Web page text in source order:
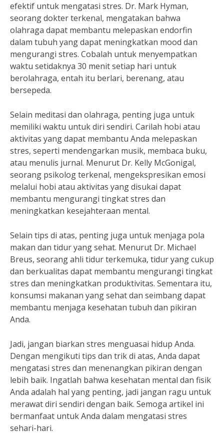
efektif untuk mengatasi stres. Dr. Mark Hyman,
seorang dokter terkenal, mengatakan bahwa
olahraga dapat membantu melepaskan endorfin
dalam tubuh yang dapat meningkatkan mood dan
mengurangi stres. Cobalah untuk menyempatkan
waktu setidaknya 30 menit setiap hari untuk
berolahraga, entah itu berlari, berenang, atau
bersepeda.
Selain meditasi dan olahraga, penting juga untuk
memiliki waktu untuk diri sendiri. Carilah hobi atau
aktivitas yang dapat membantu Anda melepaskan
stres, seperti mendengarkan musik, membaca buku,
atau menulis jurnal. Menurut Dr. Kelly McGonigal,
seorang psikolog terkenal, mengekspresikan emosi
melalui hobi atau aktivitas yang disukai dapat
membantu mengurangi tingkat stres dan
meningkatkan kesejahteraan mental.
Selain tips di atas, penting juga untuk menjaga pola
makan dan tidur yang sehat. Menurut Dr. Michael
Breus, seorang ahli tidur terkemuka, tidur yang cukup
dan berkualitas dapat membantu mengurangi tingkat
stres dan meningkatkan produktivitas. Sementara itu,
konsumsi makanan yang sehat dan seimbang dapat
membantu menjaga kesehatan tubuh dan pikiran
Anda.
Jadi, jangan biarkan stres menguasai hidup Anda.
Dengan mengikuti tips dan trik di atas, Anda dapat
mengatasi stres dan menenangkan pikiran dengan
lebih baik. Ingatlah bahwa kesehatan mental dan fisik
Anda adalah hal yang penting, jadi jangan ragu untuk
merawat diri sendiri dengan baik. Semoga artikel ini
bermanfaat untuk Anda dalam mengatasi stres
sehari-hari.